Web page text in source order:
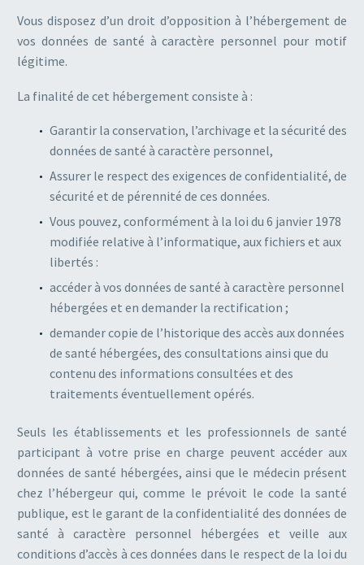
Vous disposez d’un droit d’opposition à l’hébergement de
vos données de santé à caractère personnel pour motif
légitime.
La finalité de cet hébergement consiste à :
Garantir la conservation, l’archivage et la sécurité des
données de santé à caractère personnel,
Assurer le respect des exigences de confidentialité, de
sécurité et de pérennité de ces données.
Vous pouvez, conformément à la loi du 6 janvier 1978
modifiée relative à l’informatique, aux fichiers et aux
libertés :
accéder à vos données de santé à caractère personnel
hébergées et en demander la rectification ;
demander copie de l’historique des accès aux données
de santé hébergées, des consultations ainsi que du
contenu des informations consultées et des
traitements éventuellement opérés.
Seuls les établissements et les professionnels de santé
participant à votre prise en charge peuvent accéder aux
données de santé hébergées, ainsi que le médecin présent
chez l’hébergeur qui, comme le prévoit le code la santé
publique, est le garant de la confidentialité des données de
santé à caractère personnel hébergées et veille aux
conditions d’accès à ces données dans le respect de la loi du